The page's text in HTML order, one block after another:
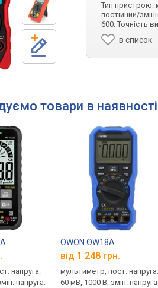
Тип пристрою:
постійний/
600; Точність
в список
товари в наявності
напруга:
напруга:
OWON OW18A
від 1 248 грн.
мультиметр, пост. напруга:
60 мВ, 1000 В, змін.